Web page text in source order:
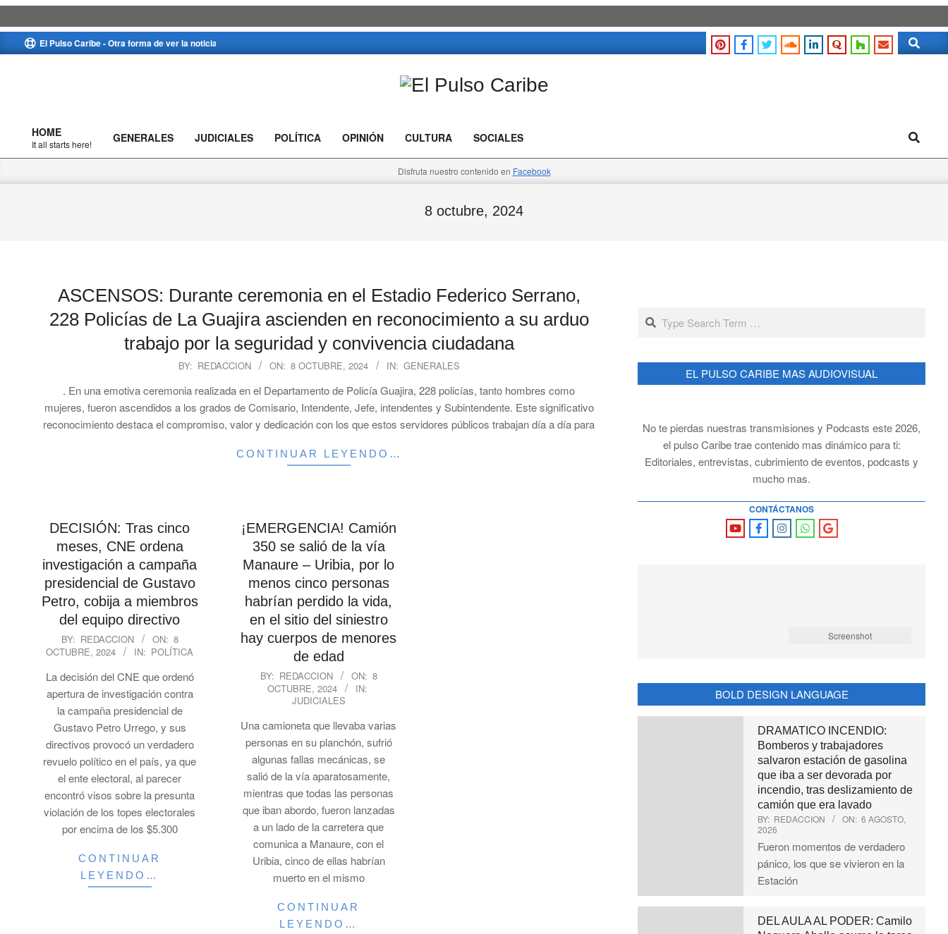
to
El Pulso Caribe - Otra forma de ver la noticia Search
Caribe
Primary
Navigation
HOME
It all starts here! GENERALES JUDICIALES POLÍTICA OPINIÓN CULTURA SOCIALES Search
Disfruta nuestro contenido en Facebook
8 octubre, 2024
ASCENSOS: Durante ceremonia en el Estadio Federico Serrano,
228 Policías de La Guajira ascienden en reconocimiento a su arduo
trabajo por la seguridad y convivencia ciudadana
BY: REDACCION ON: 8 OCTUBRE, 2024 IN: GENERALES
. En una emotiva ceremonia realizada en el Departamento de Policía Guajira, 228 policías, tanto hombres como
mujeres, fueron ascendidos a los grados de Comisario, Intendente, Jefe, intendentes y Subintendente. Este significativo
reconocimiento destaca el compromiso, valor y dedicación con los que estos servidores públicos trabajan día a día para
CONTINUAR LEYENDO…
DECISIÓN: Tras cinco
meses, CNE ordena
investigación a campaña
presidencial de Gustavo
Petro, cobija a miembros
del equipo directivo
2024-
10-
08
BY: REDACCION ON: 8
OCTUBRE, 2024
IN: POLÍTICA
La decisión del CNE que ordenó
apertura de investigación contra
la campaña presidencial de
Gustavo Petro Urrego, y sus
directivos provocó un verdadero
revuelo político en el país, ya que
el ente electoral, al parecer
encontró visos sobre la presunta
violación de los topes electorales
por encima de los $5.300
CONTINUAR
LEYENDO…
¡EMERGENCIA! Camión
350 se salió de la vía
Manaure – Uribia, por lo
menos cinco personas
habrían perdido la vida,
en el sitio del siniestro
hay cuerpos de menores
de edad
2024-BY: REDACCION ON: 8
OCTUBRE, 2024
IN:
JUDICIALES
Una camioneta que llevaba varias
personas en su planchón, sufrió
algunas fallas mecánicas, se
salió de la vía aparatosamente,
mientras que todas las personas
que iban abordo, fueron lanzadas
a un lado de la carretera que
comunica a Manaure, con el
Uribia, cinco de ellas habrían
muerto en el mismo
CONTINUAR
LEYENDO…
Search
EL PULSO CARIBE MAS AUDIOVISUAL
No te pierdas nuestras transmisiones y Podcasts este 2026,
el pulso Caribe trae contenido mas dinámico para ti:
Editoriales, entrevistas, cubrimiento de eventos, podcasts y
mucho mas.
CONTÁCTANOS
Screenshot
BOLD DESIGN LANGUAGE
DRAMATICO INCENDIO:
Bomberos y trabajadores
salvaron estación de gasolina
que iba a ser devorada por
incendio, tras deslizamiento de
camión que era lavado
BY: REDACCION ON: 6 AGOSTO,
2026
Fueron momentos de verdadero
pánico, los que se vivieron en la
Estación
DEL AULA AL PODER: Camilo